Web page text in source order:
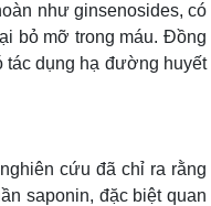
như ginsenosides, có
bỏ mỡ trong máu. Đồng
tác dụng hạ đường huyết
cứu đã chỉ ra rằng
saponin, đặc biệt quan